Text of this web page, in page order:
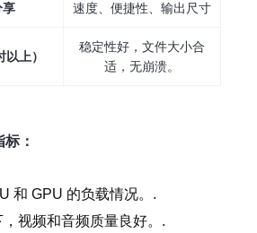
速度、便捷性、输出尺寸
上）
稳定性好，文件大小合
适，无崩溃。
：
和 GPU 的负载情况。.
视频和音频质量良好。.